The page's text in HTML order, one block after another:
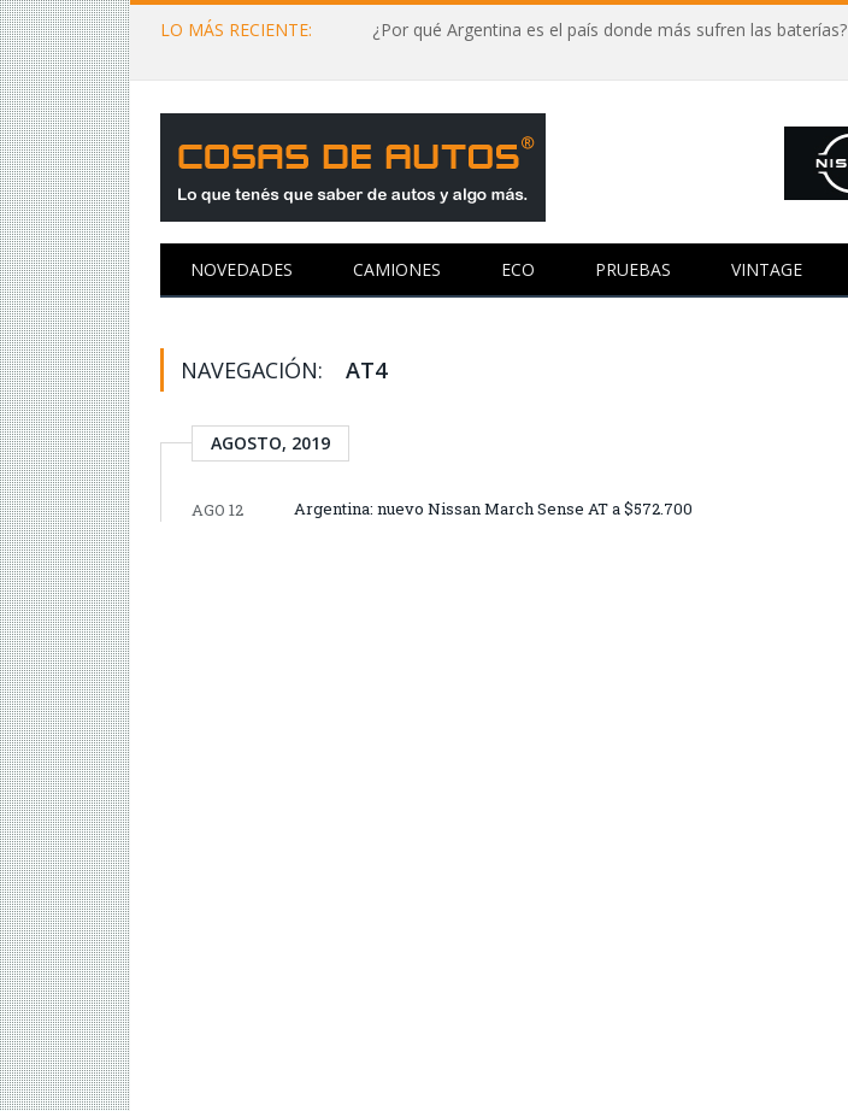
LO MÁS RECIENTE: ¿Por qué Argentina es el país donde más sufren las baterías?
NOVEDADES CAMIONES ECO PRUEBAS VINTAGE
NAVEGACIÓN: AT4
AGOSTO, 2019
AGO 12 Argentina: nuevo Nissan March Sense AT a $572.700